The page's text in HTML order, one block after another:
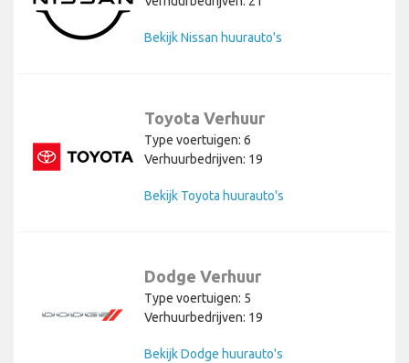
Bekijk Nissan huurauto's
Toyota Verhuur
Type voertuigen: 6
Verhuurbedrijven: 19
Bekijk Toyota huurauto's
Dodge Verhuur
Type voertuigen: 5
Verhuurbedrijven: 19
Bekijk Dodge huurauto's